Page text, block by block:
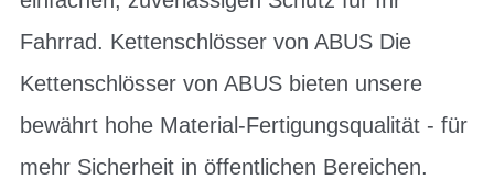
Fahrrad. Kettenschlösser von ABUS Die
Kettenschlösser von ABUS bieten unsere
bewährt hohe Material-Fertigungsqualität - für
mehr Sicherheit in öffentlichen Bereichen.